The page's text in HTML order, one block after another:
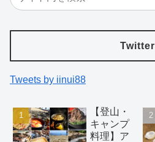
Twitter
Tweets by iinui88
【登山・
キャンプ
料理】ア